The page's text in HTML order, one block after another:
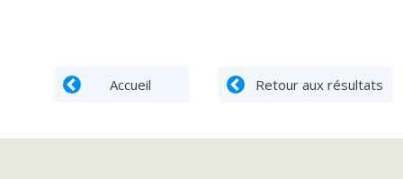
Accueil Retour aux résultats